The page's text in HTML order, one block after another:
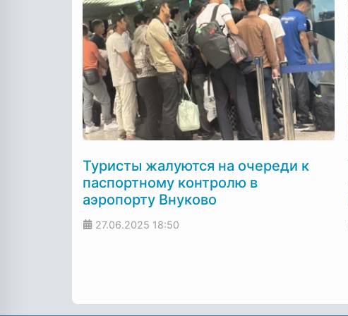
Туристы жалуются на очереди к
паспортному контролю в
аэропорту Внуково
27.06.2025 18:50